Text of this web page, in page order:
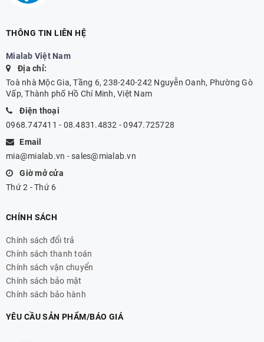
THÔNG TIN LIÊN HỆ
Mialab Việt Nam
Địa chỉ:
Toà nhà Mộc Gia, Tầng 6, 238-240-242 Nguyễn Oanh, Phường Gò
Vấp, Thành phố Hồ Chí Minh, Việt Nam
Điện thoại
0968.747411 - 08.4831.4832 - 0947.725728
Email
mia@mialab.vn -sales@mialab.vn
Giờ mở cửa
Thứ 2 - Thứ 6
CHÍNH SÁCH
Chính sách đổi trả
Chính sách thanh toán
Chính sách vận chuyển
Chính sách bảo mật
Chính sách bảo hành
YÊU CẦU SẢN PHẨM/BÁO GIÁ